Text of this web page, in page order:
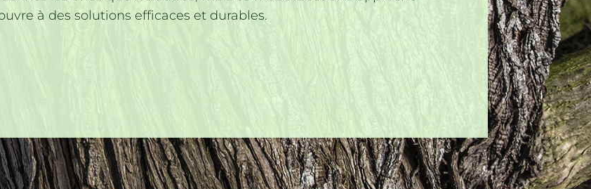
à des solutions efficaces et durables.